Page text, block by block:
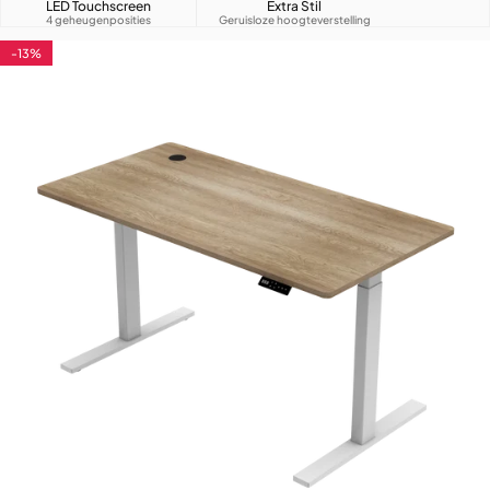
LED Touchscreen
4 geheugenposities
Extra Stil
Geruisloze hoogteverstelling
4.7
-13%